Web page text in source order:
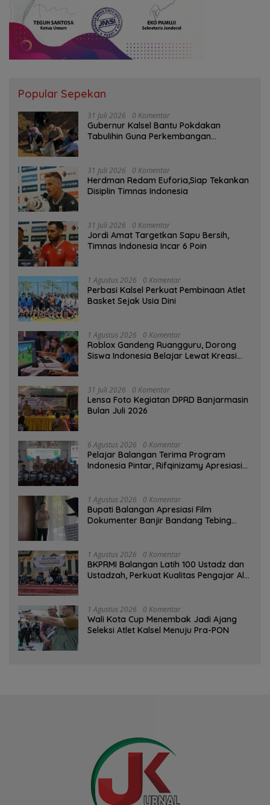
Popular Sepekan
31 Juli 2026 0 Komentar
Gubernur Kalsel Bantu Pokdakan
Tabulihin Guna Perkembangan
31 Juli 2026 0 Komentar
Herdman Redam Euforia,Siap Tekankan
Disiplin Timnas Indonesia
31 Juli 2026 0 Komentar
Jordi Amat Targetkan Sapu Bersih,
Timnas Indonesia Incar 6 Poin
1 Agustus 2026 0 Komentar
Perbasi Kalsel Perkuat Pembinaan Atlet
Basket Sejak Usia Dini
1 Agustus 2026 0 Komentar
Roblox Gandeng Ruangguru, Dorong
Siswa Indonesia Belajar Lewat Kreasi
31 Juli 2026 0 Komentar
Lensa Foto Kegiatan DPRD Banjarmasin
Bulan Juli 2026
6 Agustus 2026 0 Komentar
Pelajar Balangan Terima Program
Indonesia Pintar, Rifqinizamy Apresiasi
1 Agustus 2026 0 Komentar
Bupati Balangan Apresiasi Film
Dokumenter Banjir Bandang Tebing
1 Agustus 2026 0 Komentar
BKPRMI Balangan Latih 100 Ustadz dan
Ustadzah, Perkuat Kualitas Pengajar Al-
1 Agustus 2026 0 Komentar
Wali Kota Cup Menembak Jadi Ajang
Seleksi Atlet Kalsel Menuju Pra-PON